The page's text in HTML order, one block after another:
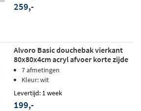
259,-
Alvoro Basic douchebak vierkant
80x80x4cm acryl afvoer korte zijde
wit7 afmetingen
Kleur: wit
Levertijd: 1 week
199,-